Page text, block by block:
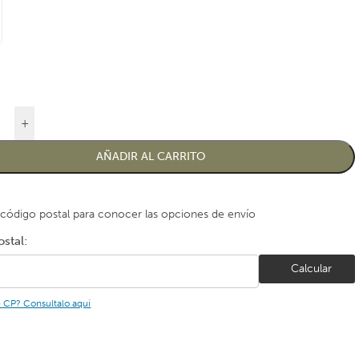
+
AÑADIR AL CARRITO
postal para conocer las opciones de envío
Calcular
CP? Consultalo aquí